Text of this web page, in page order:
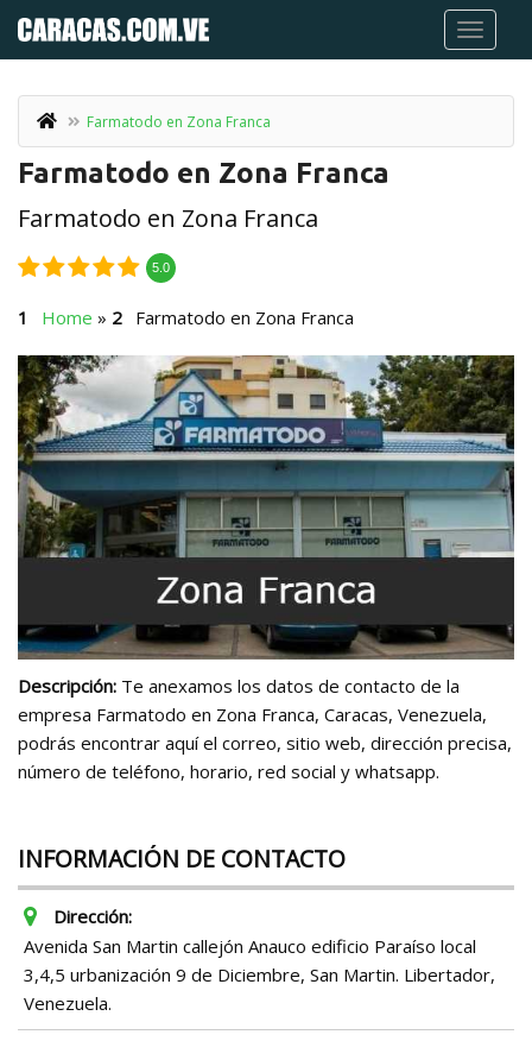
Farmatodo en Zona Franca
Farmatodo en Zona Franca
Farmatodo en Zona Franca
5.0
Home » Farmatodo en Zona Franca
Descripción: Te anexamos los datos de contacto de la
empresa Farmatodo en Zona Franca, Caracas, Venezuela,
podrás encontrar aquí el correo, sitio web, dirección precisa,
número de teléfono, horario, red social y whatsapp.
INFORMACIÓN DE CONTACTO
Dirección:
Avenida San Martin callejón Anauco edificio Paraíso local
3,4,5 urbanización 9 de Diciembre, San Martin. Libertador,
Venezuela.